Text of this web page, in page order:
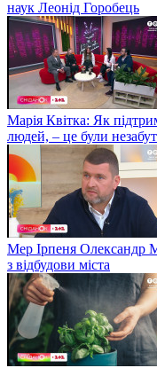
наук Леонід Горобець
Марія Квітка: Як
людей, – це були
Мер Ірпеня Олександр
з відбудови міста